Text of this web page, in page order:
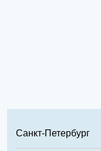
Санкт-Петербург